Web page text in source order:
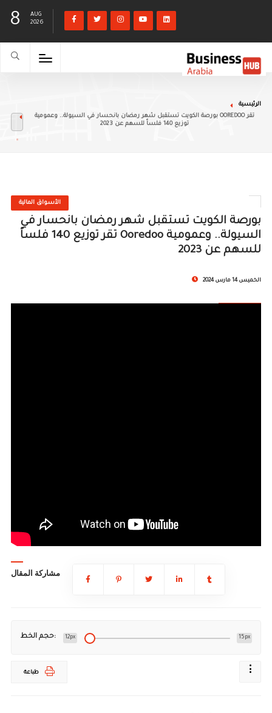
8
AUG
2026
الرئيسية
بورصة الكويت تستقبل شهر رمضان بانحسار في السيولة.. وعمومية OOREDOO تقر
توزيع 140 فلساً للسهم عن 2023
الأسواق المالية
بورصة الكويت تستقبل شهر رمضان بانحسار في
السيولة.. وعمومية Ooredoo تقر توزيع 140 فلساً
للسهم عن 2023
الخميس 14 مارس 2024
مشاركة المقال
حجم الخط: 12px 15px
طباعة